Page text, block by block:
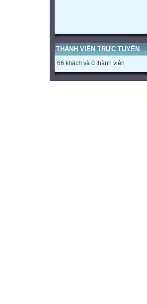
THÀNH VIÊN TRỰC TUYẾN
66 khách và 0 thành viên